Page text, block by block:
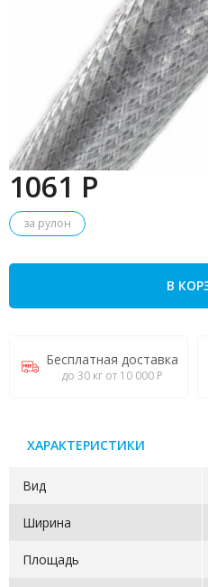
1061 P
за рулон
В
Бесплатная доставка
до 30 кг от 10 000 Р
ХАРАКТЕРИСТИКИ
Вид
Ширина
Площадь